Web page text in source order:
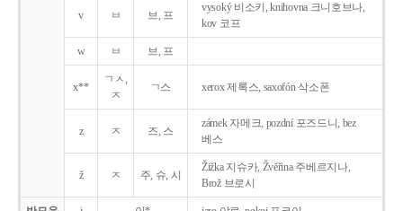
v ㅂ 브, 프
vysoký 비소키, knihovna 크니호브나,
kov 코프
w ㅂ 브, 프
x**
ㄱㅅ,
ㅈ
ㄱ스 xerox 제록스, saxofón 삭소폰
z ㅈ 즈, 스
zámek 자메크, pozdní 포즈드니, bez
베스
ž ㅈ 주, 슈, 시
Žižka 지슈카, Žvěřina 주베르지나,
Brož 브로시